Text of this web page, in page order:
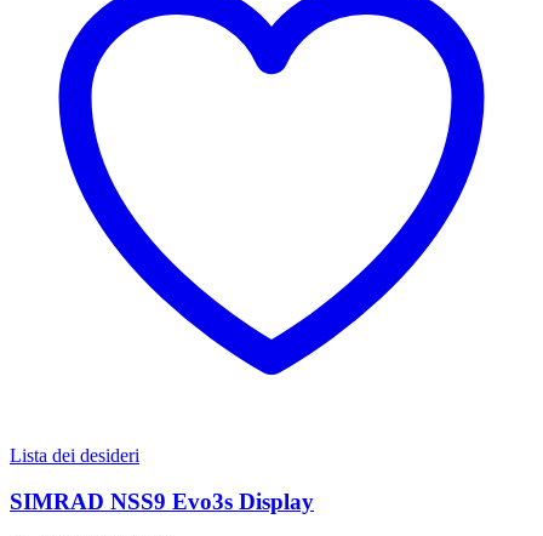
Lista dei desideri
SIMRAD NSS9 Evo3s Display